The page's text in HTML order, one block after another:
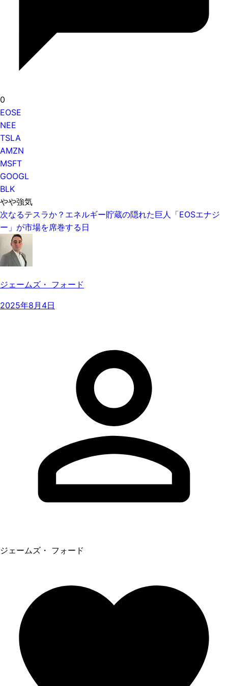
0
EOSE
NEE
TSLA
AMZN
MSFT
GOOGL
BLK
やや強気
次なるテスラか？エネルギー貯蔵の隠れた巨人「EOSエナジ
ー」が市場を席巻する日
ジェームズ・ フォード
2025年8月4日
ジェームズ・ フォード